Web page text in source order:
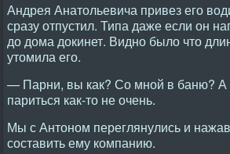
Андрея Анатольевича привез его
сразу отпустил. Типа даже если он
до дома докинет. Видно было что
утомила его.
— Парни, вы как? Со мной в баню? А
париться как-то не очень.
Мы с Антоном переглянулись и
составить ему компанию.